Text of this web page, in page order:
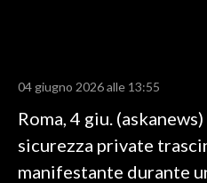
RISULTATI E CLASSIFICHE
CALCIO
CALCIO REGIONALE
BASKET
04 giugno 2026 alle 13:55
Roma, 4 giu.
sicurezza private
manifestante durante